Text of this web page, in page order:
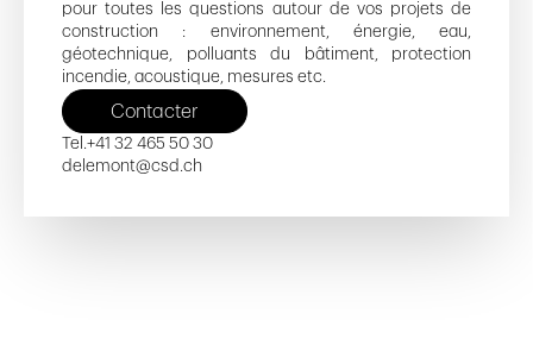
pour toutes les questions autour de vos projets de
construction : environnement, énergie, eau,
géotechnique, polluants du bâtiment, protection
incendie, acoustique, mesures etc.
Contacter
Tel.+41 32 465 50 30
delemont@csd.ch